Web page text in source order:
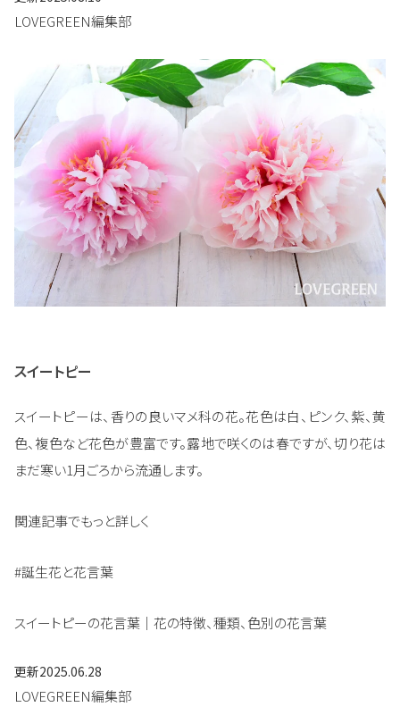
LOVEGREEN編集部
スイートピー
スイートピーは、香りの良いマメ科の花。花色は白、ピンク、紫、黄
色、複色など花色が豊富です。露地で咲くのは春ですが、切り花は
まだ寒い1月ごろから流通します。
関連記事でもっと詳しく
#誕生花と花言葉
スイートピーの花言葉｜花の特徴、種類、色別の花言葉
更新2025.06.28
LOVEGREEN編集部